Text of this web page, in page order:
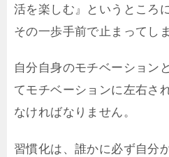
活を楽しむ』というところ
その一歩手前で止まってし
自分自身のモチベーション
てモチベーションに左右さ
なければなりません。
習慣化は、誰かに必ず自分